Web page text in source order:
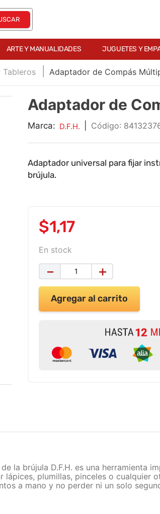
ARTE Y MANUALIDADES JUGUETES Y
Tableros Adaptador de Compás
Adaptador de
Marca: D.F.H. :
Adaptador universal para fijar
brújula.
$1,17
En stock
＋
－
Agregar al carrito
la brújula D.F.H. es una herramienta
plumillas, pinceles o cualquier
a mano y no perder ni un solo